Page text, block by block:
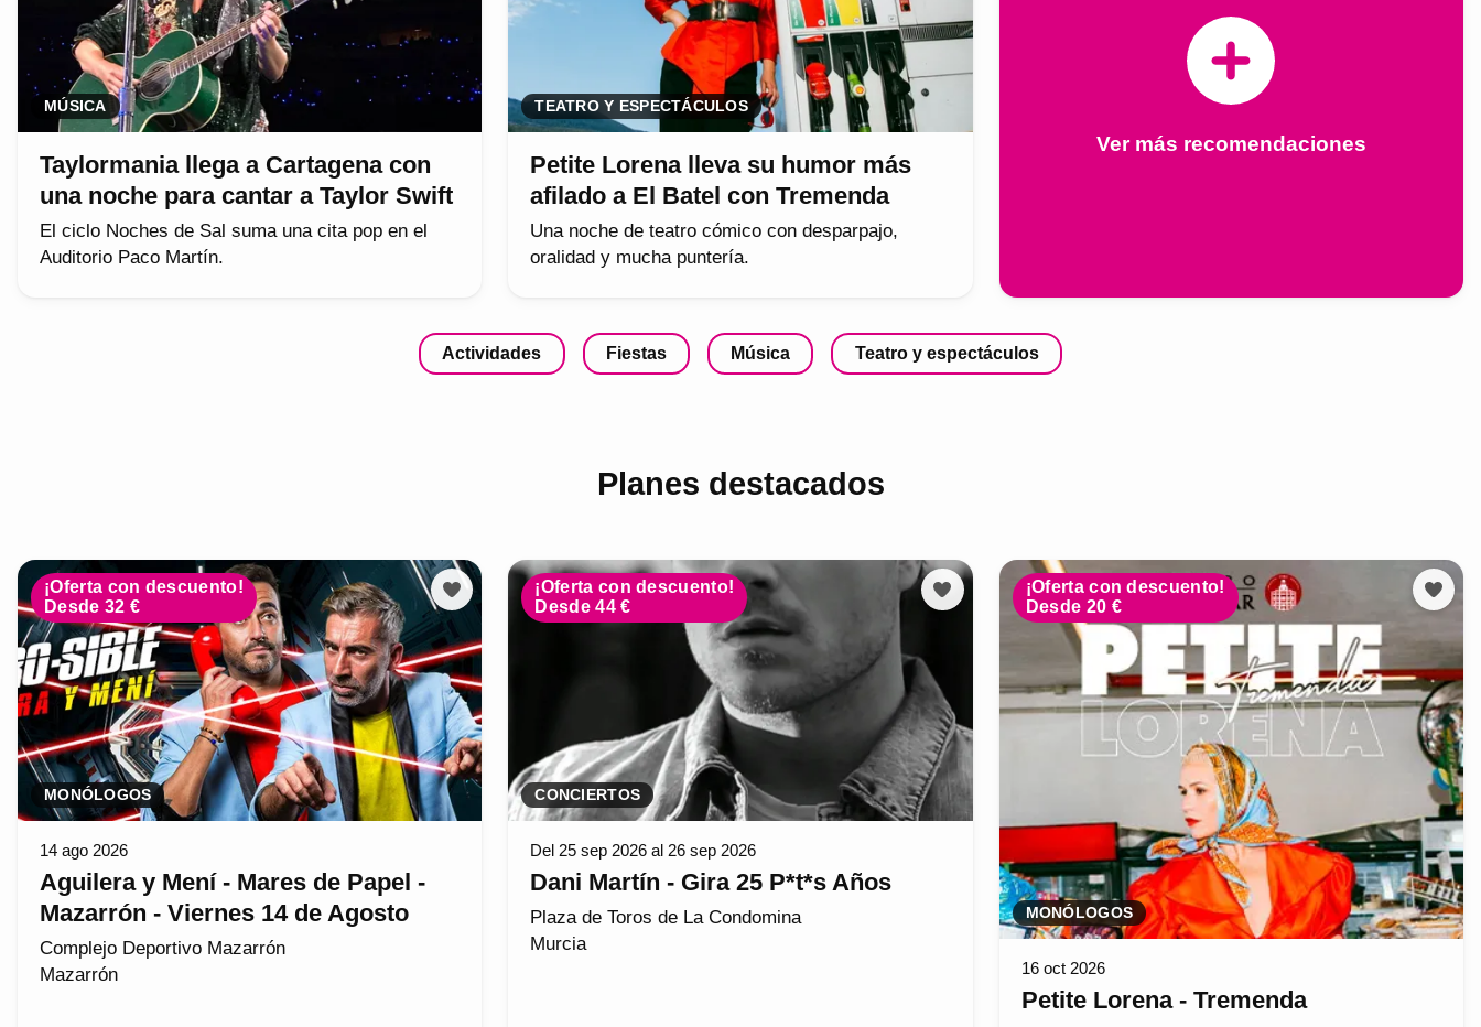
MÚSICA
Taylormania llega a Cartagena con
una noche para cantar a Taylor Swift
El ciclo Noches de Sal suma una cita pop en el
Auditorio Paco Martín.
TEATRO Y ESPECTÁCULOS
Petite Lorena lleva su humor más
afilado a El Batel con Tremenda
Una noche de teatro cómico con desparpajo,
oralidad y mucha puntería.
Ver más recomendaciones
Actividades Fiestas Música Teatro y espectáculos
Planes destacados
¡Oferta con descuento!
Desde 32 €
MONÓLOGOS
14 ago 2026
Aguilera y Mení - Mares de Papel -
Mazarrón - Viernes 14 de Agosto
Complejo Deportivo Mazarrón
Mazarrón
¡Oferta con descuento!
Desde 44 €
CONCIERTOS
Del 25 sep 2026 al 26 sep 2026
Dani Martín - Gira 25 P*t*s Años
Plaza de Toros de La Condomina
Murcia
¡Oferta con descuento!
Desde 20 €
MONÓLOGOS
16 oct 2026
Petite Lorena - Tremenda